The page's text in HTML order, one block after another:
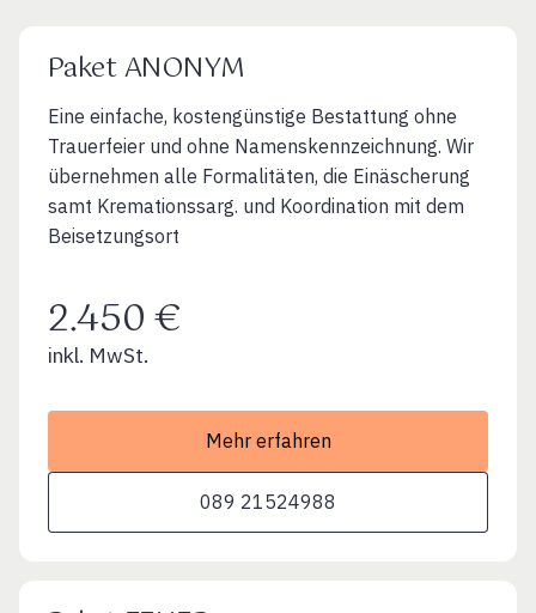
Paket ANONYM
Eine einfache, kostengünstige Bestattung ohne
Trauerfeier und ohne Namenskennzeichnung. Wir
übernehmen alle Formalitäten, die Einäscherung
samt Kremationssarg. und Koordination mit dem
Beisetzungsort
2.450 €
inkl. MwSt.
Mehr erfahren
089 21524988